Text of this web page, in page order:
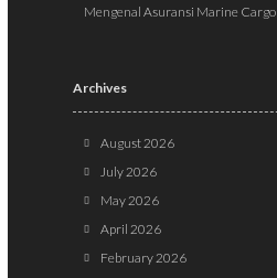
Mengenal Asuransi Marine Cargo
Archives
August 2026
July 2026
May 2026
April 2026
February 2026